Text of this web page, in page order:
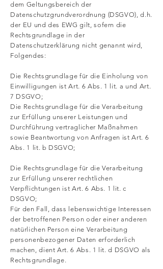
dem Geltungsbereich der
Datenschutzgrundverordnung (DSGVO), d.h.
der EU und des EWG gilt, sofern die
Rechtsgrundlage in der
Datenschutzerklärung nicht genannt wird,
Folgendes:
Die Rechtsgrundlage für die Einholung von
Einwilligungen ist Art. 6 Abs. 1 lit. a und Art.
7 DSGVO;
Die Rechtsgrundlage für die Verarbeitung
zur Erfüllung unserer Leistungen und
Durchführung vertraglicher Maßnahmen
sowie Beantwortung von Anfragen ist Art. 6
Abs. 1 lit. b DSGVO;
Die Rechtsgrundlage für die Verarbeitung
zur Erfüllung unserer rechtlichen
Verpflichtungen ist Art. 6 Abs. 1 lit. c
DSGVO;
Für den Fall, dass lebenswichtige Interessen
der betroffenen Person oder einer anderen
natürlichen Person eine Verarbeitung
personenbezogener Daten erforderlich
machen, dient Art. 6 Abs. 1 lit. d DSGVO als
Rechtsgrundlage.